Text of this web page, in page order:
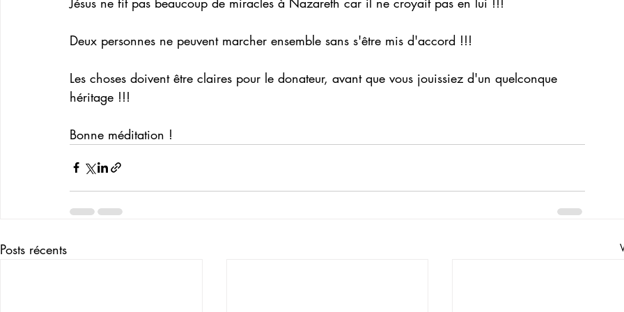
Deux personnes ne peuvent marcher ensemble sans s'être mis d'accord !!!
Les choses doivent être claires pour le donateur, avant que vous jouissiez d'un quelconque
héritage !!!
Bonne méditation !
Posts récents